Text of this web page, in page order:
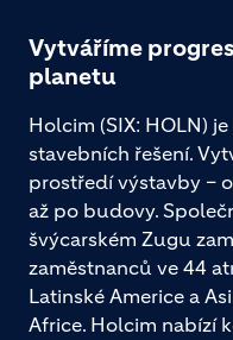
Vytváříme
planetu
Holcim (SIX: HOLN)
stavebních řešení.
prostředí výstavby –
až po budovy.
švýcarském Zugu
zaměstnanců ve 44
Latinské Americe a
Africe. Holcim nabízí